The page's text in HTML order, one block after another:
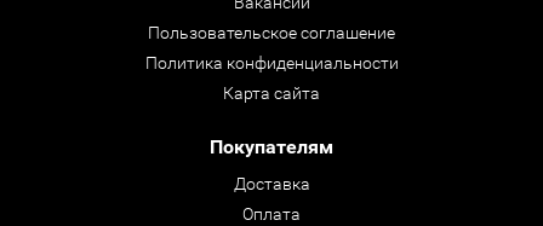
Пользовательское соглашение
Политика конфиденциальности
Карта сайта
Покупателям
Доставка
Оплата